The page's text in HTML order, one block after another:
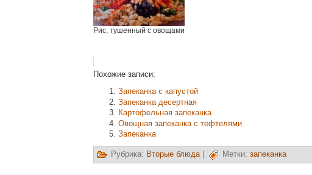
Рис, тушенный с овощами
Похожие записи:
Запеканка с капустой
Запеканка десертная
Картофельная запеканка
Овощная запеканка с тефтелями
Запеканка
Рубрика: Вторые блюда| Метки: запеканка